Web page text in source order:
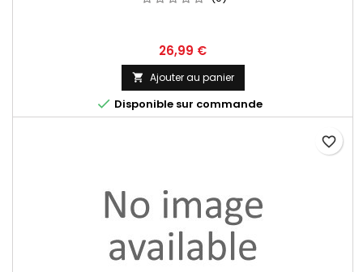
Prix
26,99 €
 Ajouter au panier
 Disponible sur commande
favorite_border